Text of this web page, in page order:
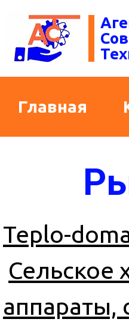
Главная
Teplo-
Сельское
аппараты,